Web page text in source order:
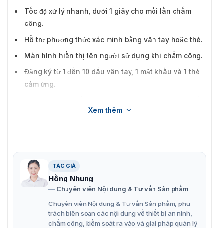
Tốc độ xử lý nhanh, dưới 1 giây cho mỗi lần chấm
công.
Hỗ trợ phương thức xác minh bằng vân tay hoặc thẻ.
Màn hình hiển thị tên người sử dụng khi chấm công.
Đăng ký từ 1 đến 10 dấu vân tay, 1 mật khẩu và 1 thẻ
cảm ứng.
Xem thêm
TÁC GIẢ
Hồng Nhung
Chuyên viên Nội dung & Tư vấn Sản phẩm
Chuyên viên Nội dung & Tư vấn Sản phẩm, phụ
trách biên soạn các nội dung về thiết bị an ninh,
chấm công, kiểm soát ra vào và giải pháp quản lý